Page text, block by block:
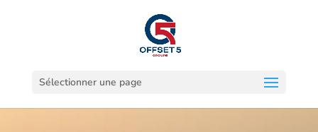
Sélectionner une page